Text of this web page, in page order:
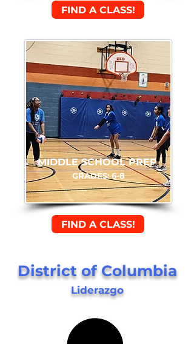
FIND A CLASS!
MIDDLE SCHOOL PREP
GRADES: 6-8
FIND A CLASS!
District of Columbia
Liderazgo